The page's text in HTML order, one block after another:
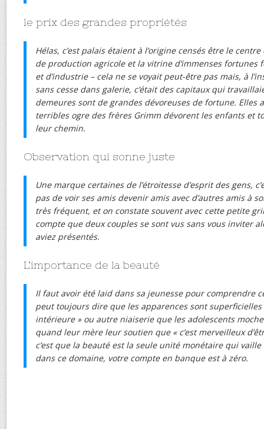
le prix des grandes propriétés
Hélas, c’est palais étaient à l’origine censés être le
de production agricole et la vitrine d’immenses fortunes
et d’industrie – cela ne se voyait peut-être pas mais, à
sans cesse dans galerie, c’était des capitaux qui
demeures sont de grandes dévoreuses de fortune. Elles
terribles ogre des frères Grimm dévorent les enfants et
leur chemin.
Observation qui sonne juste
Une marque certaines de l’étroitesse d’esprit des gens,
pas de voir ses amis devenir amis avec d’autres amis à
très fréquent, et on constate souvent avec cette petite
compte que deux couples se sont vus sans vous inviter
aviez présentés.
L’importance de la beauté
Il faut avoir été laid dans sa jeunesse pour comprendre
peut toujours dire que les apparences sont
intérieure » ou autre niaiserie que les adolescents
quand leur mère leur soutien que « c’est merveilleux
c’est que la beauté est la seule unité monétaire qui
dans ce domaine, votre compte en banque est à zéro.